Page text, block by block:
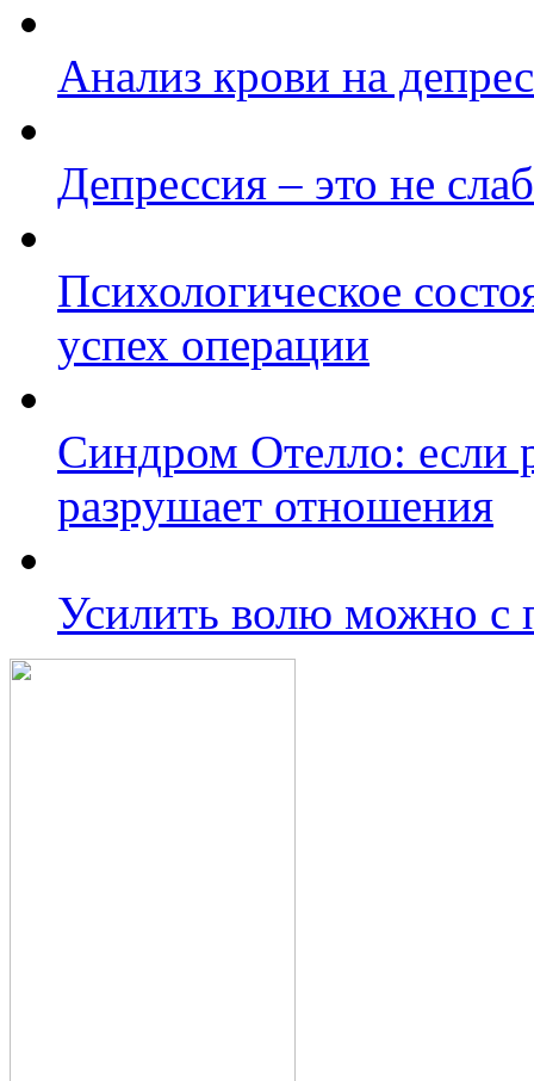
Анализ крови на
Депрессия – это не
Психологическое
успех операции
Синдром Отелло: если
разрушает отношения
Усилить волю можно с